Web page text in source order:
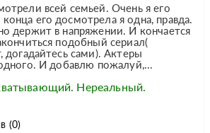
всей семьей. Очень я его
его досмотрела я одна, правда.
держит в напряжении. И кончается
подобный сериал(
догадайтесь сами). Актеры
И добавлю пожалуй,...
Нереальный.
(0)